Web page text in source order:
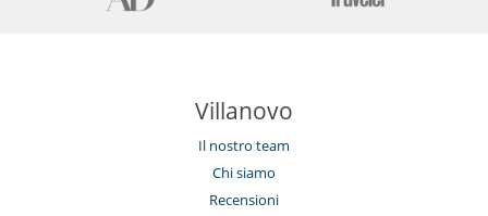
Villanovo
Il nostro team
Chi siamo
Recensioni